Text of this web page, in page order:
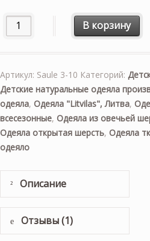
Количество товара «Saule 3-
В корзину
Артикул: Saule 3-10 Категорий:
Детские натуральные одеяла
одеяла, Одеяла "Litvilas", Литва,
всесезонные, Одеяла из овечьей
Одеяла открытая шерсть, Одеяла
одеяло
Описание
Отзывы (1)